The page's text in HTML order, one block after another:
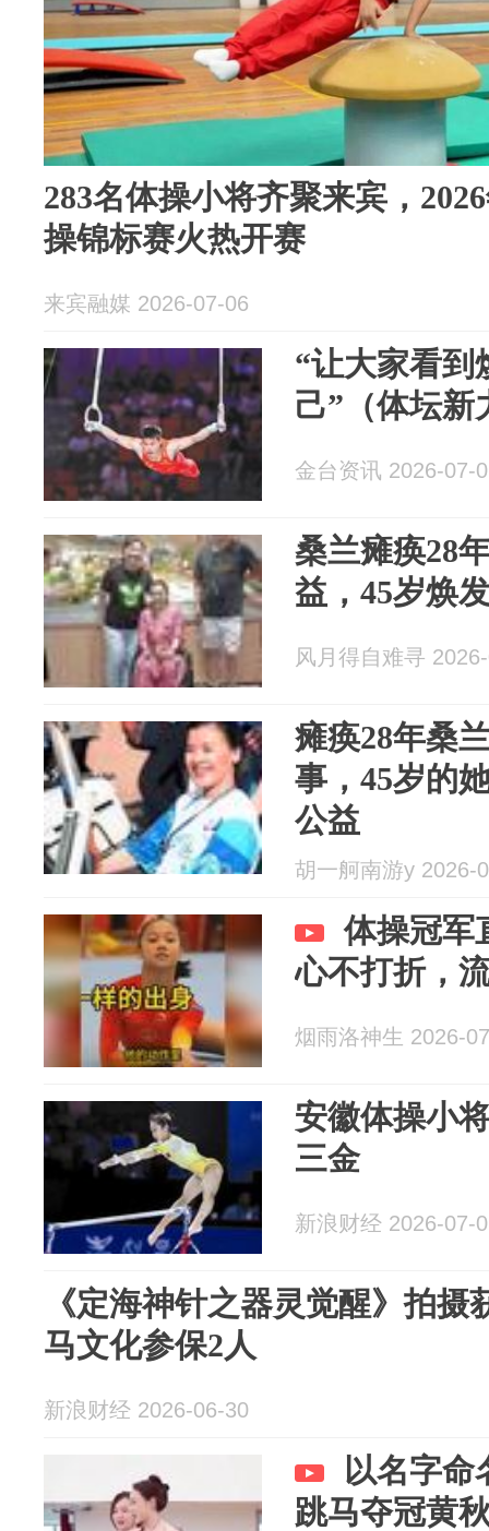
283名体操小将齐聚来宾，
操锦标赛火热开赛
来宾融媒 2026-07-06
“让大家看到
己”（体坛新
金台资讯 2026-07-
桑兰瘫痪28
益，45岁焕
风月得自难寻
瘫痪28年桑
事，45岁的
公益
胡一舸南游y 2026-
体操冠军
心不打折，
烟雨洛神生 2026-
安徽体操小
三金
新浪财经 2026-07-
《定海神针之器灵觉醒》拍
马文化参保2人
新浪财经 2026-06-30
以名字命
跳马夺冠黄